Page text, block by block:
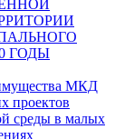
ГОДЫ
МКД
проектов
среды в малых